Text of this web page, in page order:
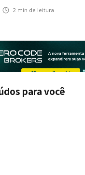
para toda a organização
2 min de leitura
para você